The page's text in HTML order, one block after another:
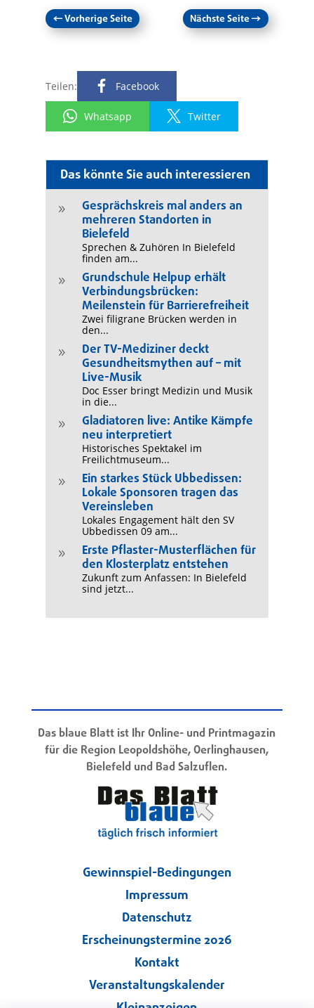
Das könnte Sie auch interessieren
9
Gesprächskreis mal anders an
mehreren Standorten in
Bielefeld
Sprechen & Zuhören In Bielefeld
finden am...
9
Grundschule Helpup erhält
Verbindungsbrücken:
Meilenstein für Barrierefreiheit
Zwei filigrane Brücken werden in
den...
9
Der TV-Mediziner deckt
Gesundheitsmythen auf – mit
Live-Musik
Doc Esser bringt Medizin und Musik
in die...
9
Gladiatoren live: Antike Kämpfe
neu interpretiert
Historisches Spektakel im
Freilichtmuseum...
9
Ein starkes Stück Ubbedissen:
Lokale Sponsoren tragen das
Vereinsleben
Lokales Engagement hält den SV
Ubbedissen 09 am...
9
Erste Pflaster-Musterflächen für
den Klosterplatz entstehen
Zukunft zum Anfassen: In Bielefeld
sind jetzt...
←Vorherige Seite Nächste Seite→
Teilen: Facebook
Whatsapp Twitter
Das blaue Blatt ist Ihr Online- und Printmagazin
für die Region Leopoldshöhe, Oerlinghausen,
Bielefeld und Bad Salzuflen.
Gewinnspiel-Bedingungen
Impressum
Datenschutz
Erscheinungstermine 2026
Kontakt
Veranstaltungskalender